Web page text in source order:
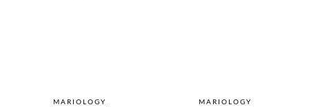
MARIOLOGY MARIOLOGY